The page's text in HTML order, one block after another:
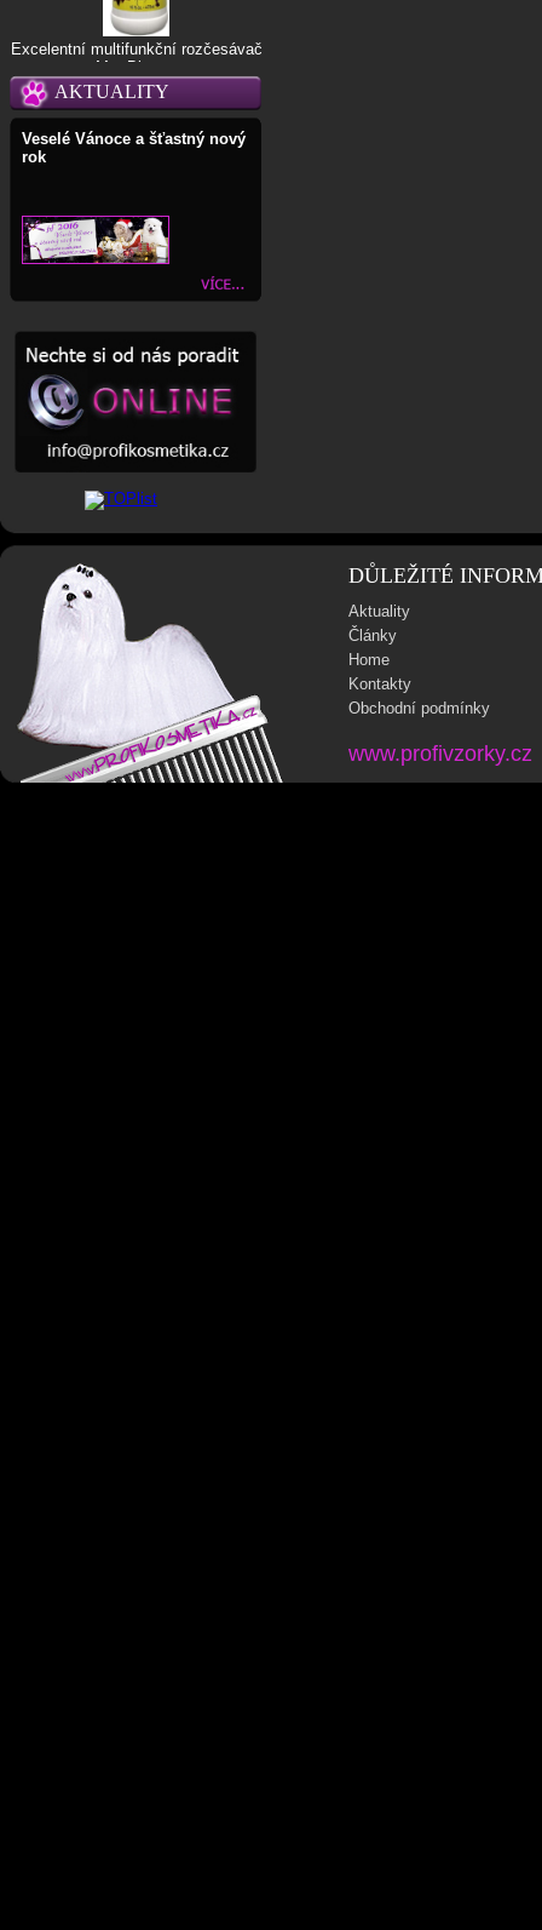
Excelentní multifunkční rozčesávač
Mat Blaster
AKTUALITY
Veselé Vánoce a šťastný nový
rok
DŮLEŽITÉ
Aktuality
Články
Home
Kontakty
Obchodní podmínky
www.profivzorky.cz